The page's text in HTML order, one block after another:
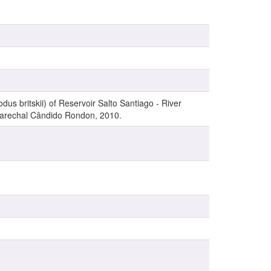
britskii) of Reservoir Salto Santiago - River
Cândido Rondon, 2010.